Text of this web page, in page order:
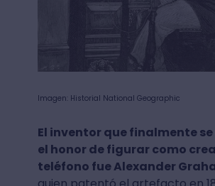
Imagen: Historial National Geographic
El inventor que finalmente
el honor de figurar como
teléfono fue Alexander